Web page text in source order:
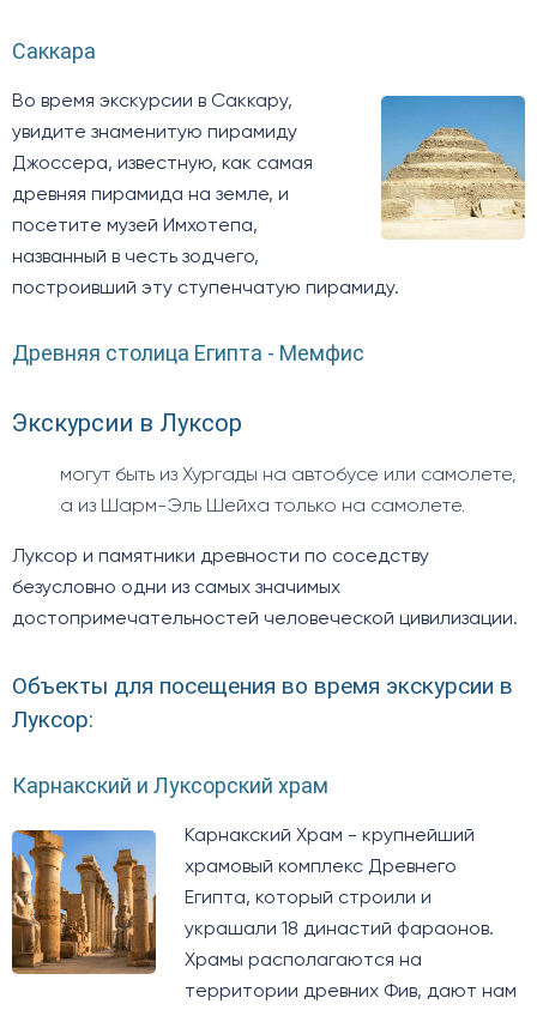
Саккара
Во время экскурсии в Саккару,
увидите знаменитую пирамиду
Джоссера, известную, как самая
древняя пирамида на земле, и
посетите музей Имхотепа,
названный в честь зодчего,
построивший эту ступенчатую пирамиду.
Древняя столица Египта - Мемфис
Экскурсии в Луксор
могут быть из Хургады на автобусе или самолете,
а из Шарм-Эль Шейха только на самолете.
Луксор и памятники древности по соседству
безусловно одни из самых значимых
достопримечательностей человеческой цивилизации.
Объекты для посещения во время экскурсии в
Луксор:
Карнакский и Луксорский храм
Карнакский Храм - крупнейший
храмовый комплекс Древнего
Египта, который строили и
украшали 18 династий фараонов.
Храмы располагаются на
территории древних Фив, дают нам